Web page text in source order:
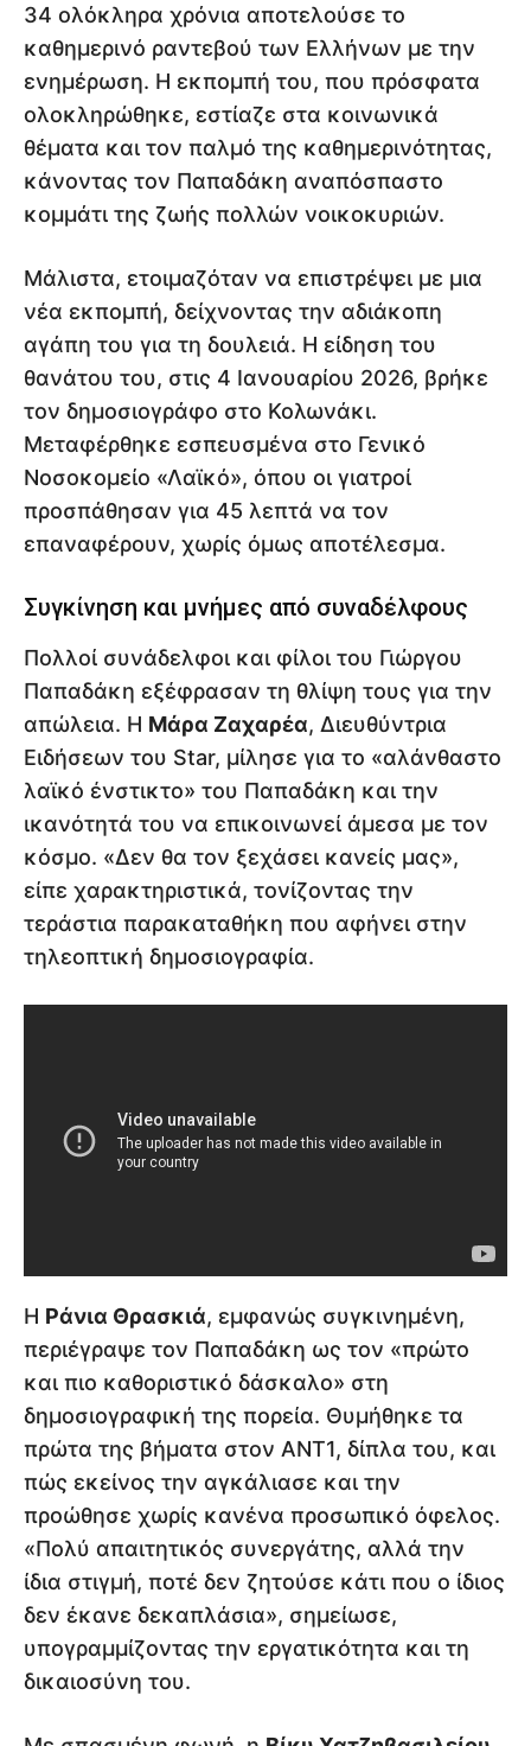
34 ολόκληρα χρόνια αποτελούσε το
καθημερινό ραντεβού των Ελλήνων με την
ενημέρωση. Η εκπομπή του, που πρόσφατα
ολοκληρώθηκε, εστίαζε στα κοινωνικά
θέματα και τον παλμό της καθημερινότητας,
κάνοντας τον Παπαδάκη αναπόσπαστο
κομμάτι της ζωής πολλών νοικοκυριών.
Μάλιστα, ετοιμαζόταν να επιστρέψει με μια
νέα εκπομπή, δείχνοντας την αδιάκοπη
αγάπη του για τη δουλειά. Η είδηση του
θανάτου του, στις 4 Ιανουαρίου 2026, βρήκε
τον δημοσιογράφο στο Κολωνάκι.
Μεταφέρθηκε εσπευσμένα στο Γενικό
Νοσοκομείο «Λαϊκό», όπου οι γιατροί
προσπάθησαν για 45 λεπτά να τον
επαναφέρουν, χωρίς όμως αποτέλεσμα.
Συγκίνηση και μνήμες από συναδέλφους
Πολλοί συνάδελφοι και φίλοι του Γιώργου
Παπαδάκη εξέφρασαν τη θλίψη τους για την
απώλεια. Η Μάρα Ζαχαρέα, Διευθύντρια
Ειδήσεων του Star, μίλησε για το «αλάνθαστο
λαϊκό ένστικτο» του Παπαδάκη και την
ικανότητά του να επικοινωνεί άμεσα με τον
κόσμο. «Δεν θα τον ξεχάσει κανείς μας»,
είπε χαρακτηριστικά, τονίζοντας την
τεράστια παρακαταθήκη που αφήνει στην
τηλεοπτική δημοσιογραφία.
Η Ράνια Θρασκιά, εμφανώς συγκινημένη,
περιέγραψε τον Παπαδάκη ως τον «πρώτο
και πιο καθοριστικό δάσκαλο» στη
δημοσιογραφική της πορεία. Θυμήθηκε τα
πρώτα της βήματα στον ΑΝΤ1, δίπλα του, και
πώς εκείνος την αγκάλιασε και την
προώθησε χωρίς κανένα προσωπικό όφελος.
«Πολύ απαιτητικός συνεργάτης, αλλά την
ίδια στιγμή, ποτέ δεν ζητούσε κάτι που ο ίδιος
δεν έκανε δεκαπλάσια», σημείωσε,
υπογραμμίζοντας την εργατικότητα και τη
δικαιοσύνη του.